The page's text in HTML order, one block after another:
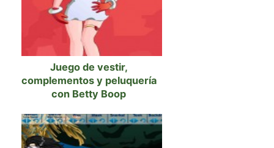
Juego de vestir,
complementos y peluquería
con Betty Boop